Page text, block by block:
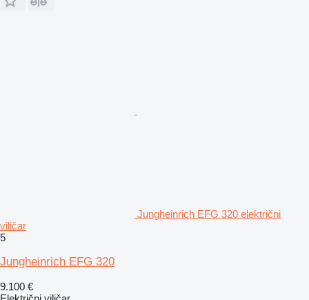
Jungheinrich EFG 320 električni
viličar
5
Jungheinrich EFG 320
9.100 €